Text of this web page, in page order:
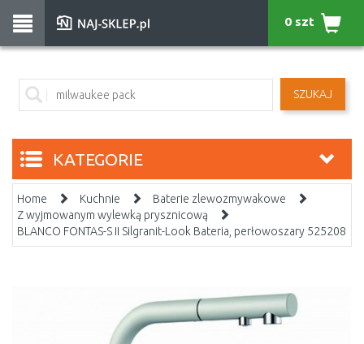
SZUKAJ
0 szt
KATEGORIE
Home Kuchnie
Baterie zlewozmywakowe
Z wyjmowanym wylewką prysznicową
BLANCO FONTAS-S II Silgranit-Look Bateria, perłowoszary 525208